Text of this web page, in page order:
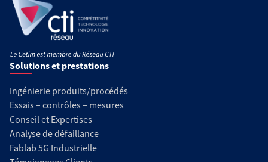
Solutions et prestations
Ingénierie produits/procédés
Essais – contrôles – mesures
Conseil et Expertises
Analyse de défaillance
Fablab 5G Industrielle